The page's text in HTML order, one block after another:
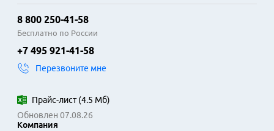
8 800 250-41-58
Бесплатно по России
+7 495 921-41-58
Перезвоните мне
Прайс-лист(4.5 Мб)
Обновлен 07.08.26
Компания